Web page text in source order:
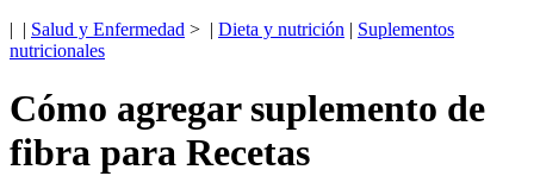
| | Salud y Enfermedad > | Dieta y nutrición | Suplementos
nutricionales
Cómo agregar suplemento de
fibra para Recetas